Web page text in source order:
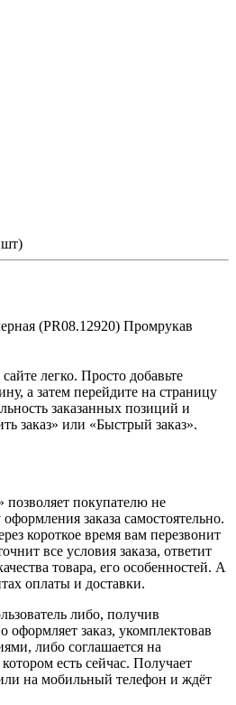
шт)
(PR08.12920) Промрукав
легко. Просто добавьте
а затем перейдите на страницу
заказанных позиций и
заказ» или «Быстрый заказ».
покупателю не
заказа самостоятельно.
короткое время вам перезвонит
все условия заказа, ответит
товара, его особенностей. А
оплаты и доставки.
либо, получив
оформляет заказ, укомплектовав
либо соглашается на
есть сейчас. Получает
на мобильный телефон и ждёт